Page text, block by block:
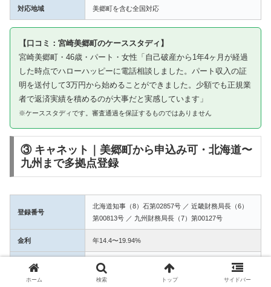
対応地域 美郷町を含む全国対応
【口コミ：宮崎美郷町のケーススタディ】
宮崎美郷町・46歳・パート・女性「自己破産から1年4ヶ月が経過
した時点でハローハッピーに電話相談しました。パート収入の証
明を送付して3万円から始めることができました。少額でも正規業
者で返済実績を積めるのが大事だと実感しています」
※ケーススタディです。審査通過を保証するものではありません
③ キャネット｜美郷町から申込み可・北海道〜
九州まで多拠点登録
登録番号
北海道知事（8）石第02857号 ／ 近畿財務局長（6）
第00813号 ／ 九州財務局長（7）第00127号
金利 年14.4〜19.94%
融資額 1万〜50万円
ホーム 検索 トップ サイドバー